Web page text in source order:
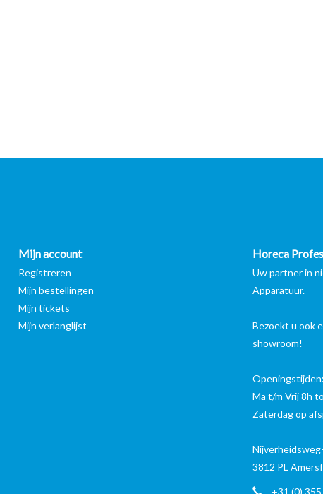
Mijn account
Registreren
Mijn bestellingen
Mijn tickets
Mijn verlanglijst
Horeca
Uw partner in
Apparatuur.
Bezoekt u ook
showroom!
Openingstijden:
Ma t/m Vrij 8h
Zaterdag op
3812 PL